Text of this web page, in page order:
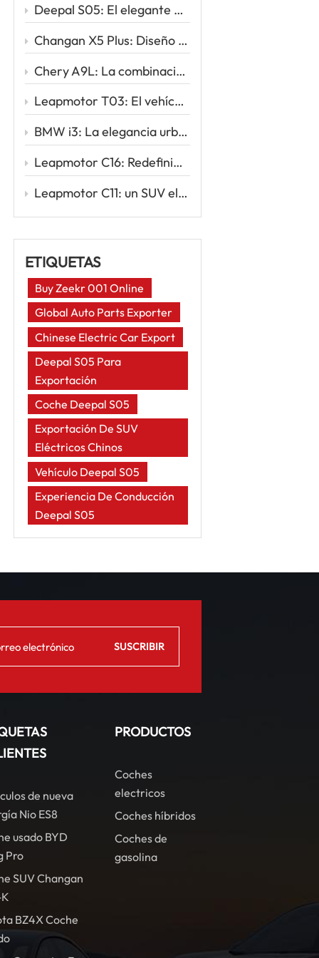
Deepal S05: El elegante SUV eléctrico que redefine la movilidad inteligente
Changan X5 Plus: Diseño deportivo, conducción potente, valor excepcional
Chery A9L: La combinación perfecta de sofisticación y rendimiento
Leapmotor T03: El vehículo eléctrico urbano inteligente para tu primer viaje eléctrico
BMW i3: La elegancia urbana se une a la innovación eléctrica
Leapmotor C16: Redefiniendo los viajes familiares con la potencia inteligente de los vehículos eléctricos
Leapmotor C11: un SUV eléctrico inteligente para la nueva era de la conducción
ETIQUETAS
Buy Zeekr 001 Online
Global Auto Parts Exporter
Chinese Electric Car Export
Deepal S05 Para
Exportación
Coche Deepal S05
Exportación De SUV
Eléctricos Chinos
Vehículo Deepal S05
Experiencia De Conducción
Deepal S05
de nueva
Nio ES8
usado BYD
Pro
SUV Changan
BZ4X Coche
PRODUCTOS
Coches
electricos
Coches híbridos
Coches de
gasolina